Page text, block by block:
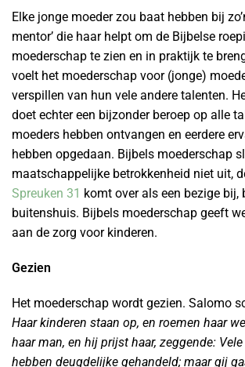
Elke jonge moeder zou baat hebben bij
mentor’ die haar helpt om de Bijbelse
moederschap te zien en in praktijk te
voelt het moederschap voor (jonge)
verspillen van hun vele andere talenten.
doet echter een bijzonder beroep op alle
moeders hebben ontvangen en eerdere
hebben opgedaan. Bijbels moederschap
maatschappelijke betrokkenheid niet uit,
Spreuken 31 komt over als een bezige bij,
buitenshuis. Bijbels moederschap geeft
aan de zorg voor kinderen.
Gezien
Het moederschap wordt gezien. Salomo
Haar kinderen staan op, en roemen haar
haar man, en hij prijst haar, zeggende:
hebben deugdelijke gehandeld; maar gij